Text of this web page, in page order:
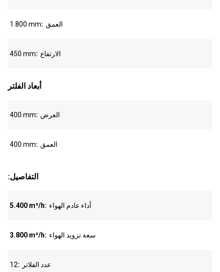
1.800 mm العمق
450 mm الارتفاع
أبعاد الفلتر
400 mm العرض
400 mm العمق
:التفاصيل
5.400 m³/h أداء عادم الهواء
3.800 m³/h سعة تزويد الهواء
12 عدد الفلاتر